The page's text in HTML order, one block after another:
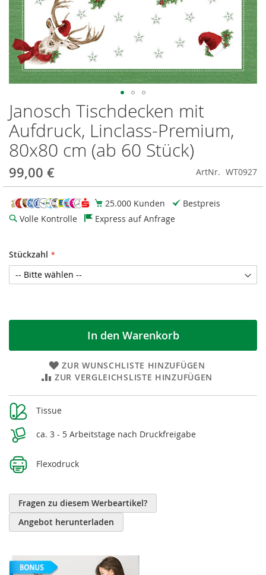
Janosch Tischdecken mit
Aufdruck, Linclass-Premium,
80x80 cm (ab 60 Stück)
99,00 € ArtNr. WT0927
25.000 Kunden
Bestpreis
Volle Kontrolle
Express auf Anfrage
Stückzahl
In den Warenkorb
ZUR WUNSCHLISTE HINZUFÜGEN
ZUR VERGLEICHSLISTE HINZUFÜGEN
Weitere
Informationen
Tissue
ca. 3 - 5 Arbeitstage nach Druckfreigabe
Flexodruck
Fragen zu diesem Werbeartikel?
Angebot herunterladen
Zum
Anfang
der
Bildgalerie
springen